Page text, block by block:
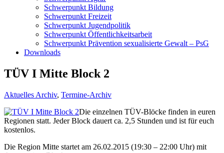
Schwerpunkt Bildung
Schwerpunkt Freizeit
Schwerpunkt Jugendpolitik
Schwerpunkt Öffentlichkeitsarbeit
Schwerpunkt Prävention sexualisierte Gewalt – PsG
Downloads
TÜV I Mitte Block 2
Aktuelles Archiv, Termine-Archiv
Die einzelnen TÜV-Blöcke finden in euren
Regionen statt. Jeder Block dauert ca. 2,5 Stunden und ist für euch
kostenlos.
Die Region Mitte startet am 26.02.2015 (19:30 – 22:00 Uhr) mit